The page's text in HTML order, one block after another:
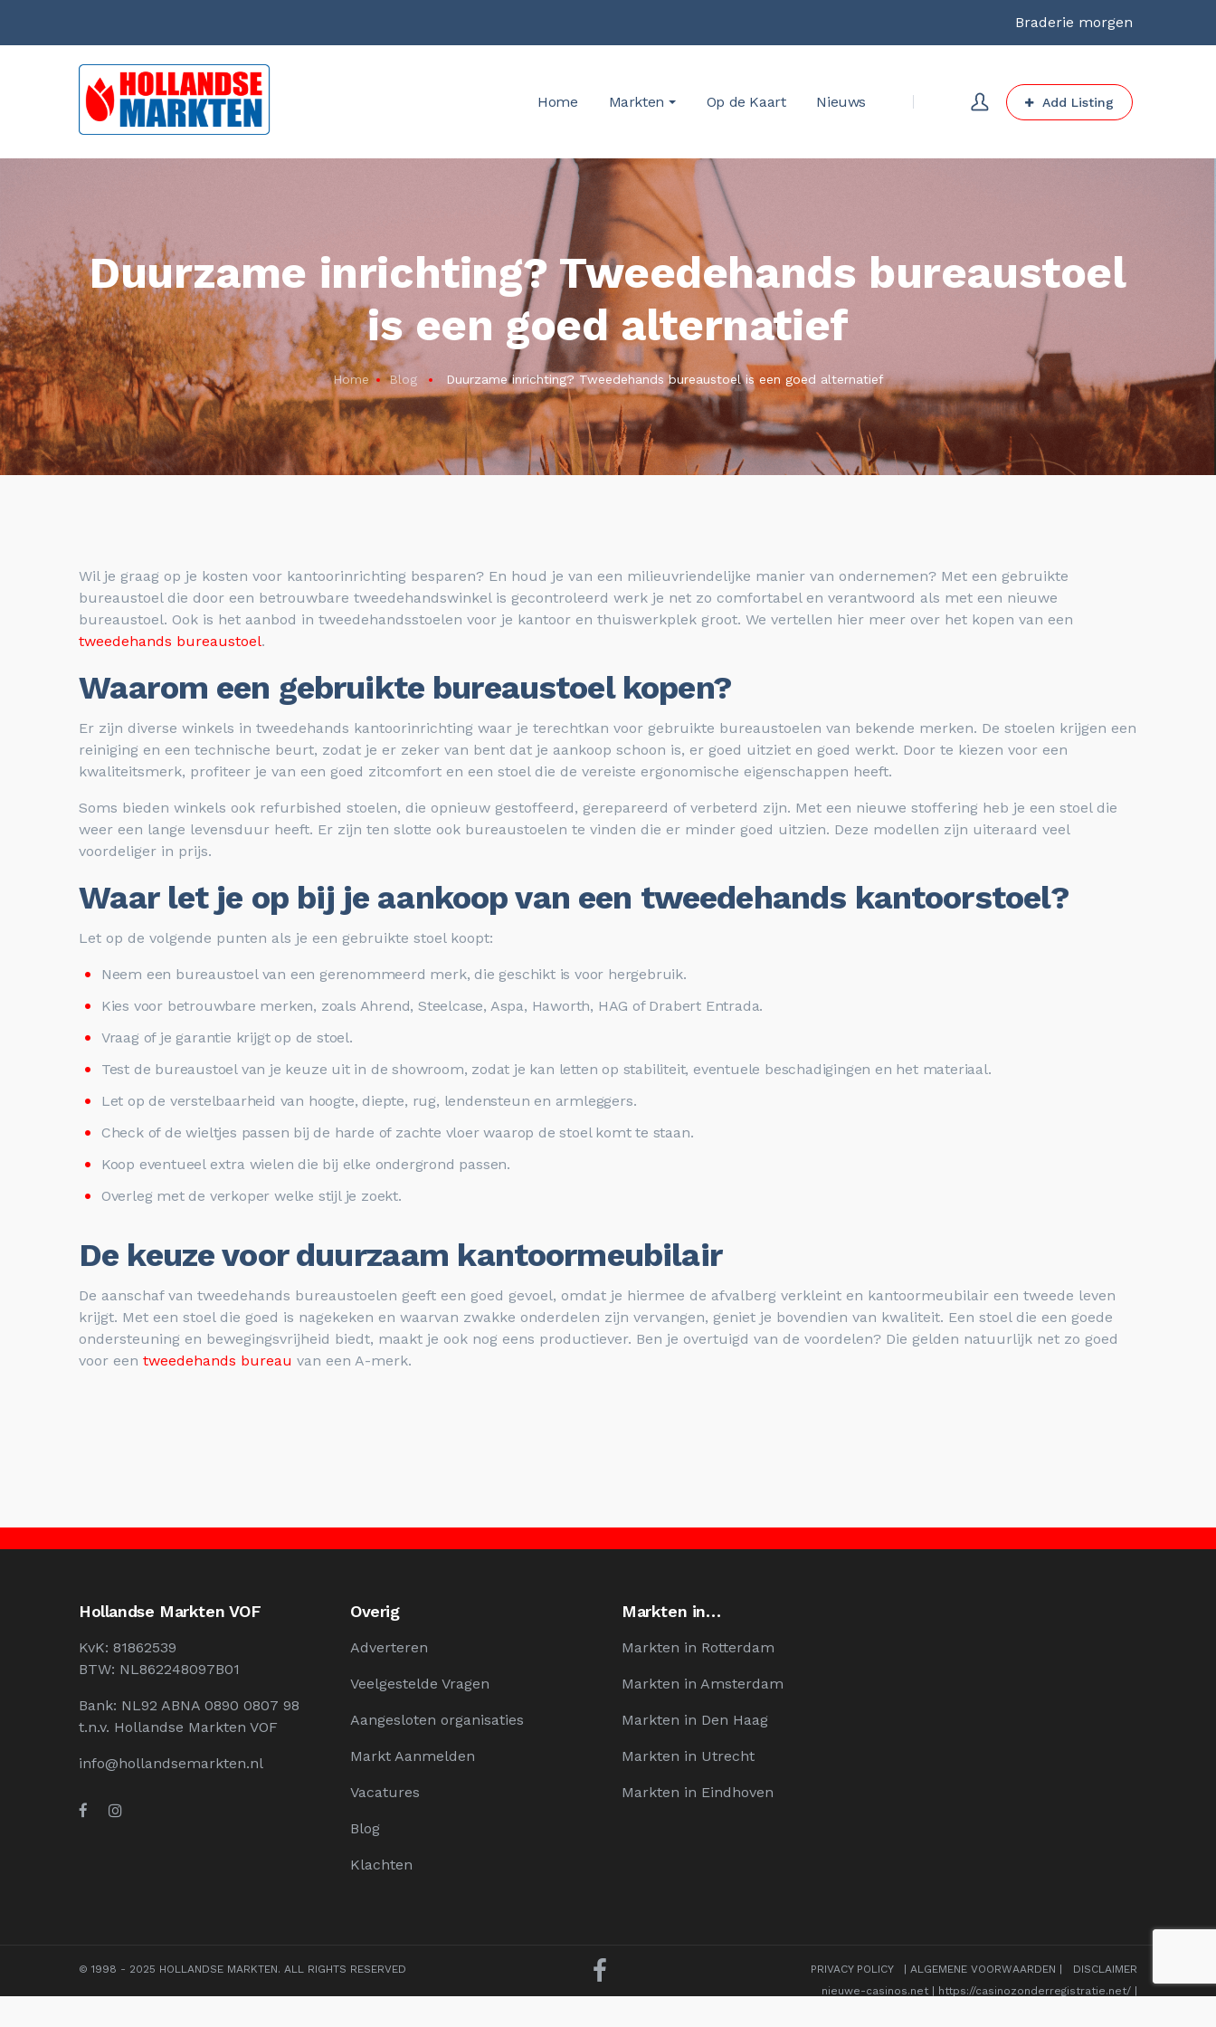
Braderie morgen
Home Markten Op de Kaart Nieuws Add Listing
Duurzame inrichting? Tweedehands bureaustoel
is een goed alternatief
Home Blog Duurzame inrichting? Tweedehands bureaustoel is een goed alternatief
Wil je graag op je kosten voor kantoorinrichting besparen? En houd je van een milieuvriendelijke manier van ondernemen? Met een gebruikte
bureaustoel die door een betrouwbare tweedehandswinkel is gecontroleerd werk je net zo comfortabel en verantwoord als met een nieuwe
bureaustoel. Ook is het aanbod in tweedehandsstoelen voor je kantoor en thuiswerkplek groot. We vertellen hier meer over het kopen van een
tweedehands bureaustoel.
Waarom een gebruikte bureaustoel kopen?
Er zijn diverse winkels in tweedehands kantoorinrichting waar je terechtkan voor gebruikte bureaustoelen van bekende merken. De stoelen krijgen een
reiniging en een technische beurt, zodat je er zeker van bent dat je aankoop schoon is, er goed uitziet en goed werkt. Door te kiezen voor een
kwaliteitsmerk, profiteer je van een goed zitcomfort en een stoel die de vereiste ergonomische eigenschappen heeft.
Soms bieden winkels ook refurbished stoelen, die opnieuw gestoffeerd, gerepareerd of verbeterd zijn. Met een nieuwe stoffering heb je een stoel die
weer een lange levensduur heeft. Er zijn ten slotte ook bureaustoelen te vinden die er minder goed uitzien. Deze modellen zijn uiteraard veel
voordeliger in prijs.
Waar let je op bij je aankoop van een tweedehands kantoorstoel?
Let op de volgende punten als je een gebruikte stoel koopt:
Neem een bureaustoel van een gerenommeerd merk, die geschikt is voor hergebruik.
Kies voor betrouwbare merken, zoals Ahrend, Steelcase, Aspa, Haworth, HAG of Drabert Entrada.
Vraag of je garantie krijgt op de stoel.
Test de bureaustoel van je keuze uit in de showroom, zodat je kan letten op stabiliteit, eventuele beschadigingen en het materiaal.
Let op de verstelbaarheid van hoogte, diepte, rug, lendensteun en armleggers.
Check of de wieltjes passen bij de harde of zachte vloer waarop de stoel komt te staan.
Koop eventueel extra wielen die bij elke ondergrond passen.
Overleg met de verkoper welke stijl je zoekt.
De keuze voor duurzaam kantoormeubilair
De aanschaf van tweedehands bureaustoelen geeft een goed gevoel, omdat je hiermee de afvalberg verkleint en kantoormeubilair een tweede leven
krijgt. Met een stoel die goed is nagekeken en waarvan zwakke onderdelen zijn vervangen, geniet je bovendien van kwaliteit. Een stoel die een goede
ondersteuning en bewegingsvrijheid biedt, maakt je ook nog eens productiever. Ben je overtuigd van de voordelen? Die gelden natuurlijk net zo goed
voor een tweedehands bureau van een A-merk.
Hollandse Markten VOF
KvK: 81862539
BTW: NL862248097B01
Bank: NL92 ABNA 0890 0807 98
t.n.v. Hollandse Markten VOF
info@hollandsemarkten.nl
Overig
Adverteren
Veelgestelde Vragen
Aangesloten organisaties
Markt Aanmelden
Vacatures
Blog
Klachten
Markten in…
Markten in Rotterdam
Markten in Amsterdam
Markten in Den Haag
Markten in Utrecht
Markten in Eindhoven
© 1998 - 2025 HOLLANDSE MARKTEN. ALL RIGHTS RESERVED PRIVACY POLICY ALGEMENE VOORWAARDEN
DISCLAIMER
nieuwe-casinos.net
https://casinozonderregistratie.net/